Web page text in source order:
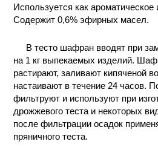
Используется как
Содержит 0,6% эфирных масел.
В тесто шафран вводят при
на 1 кг выпекаемых изделий.
растирают, заливают кипяченой
настаивают в течение 24 часов.
фильтруют и используют при
дрожжевого теста и некоторых
после фильтрации осадок
пряничного теста.